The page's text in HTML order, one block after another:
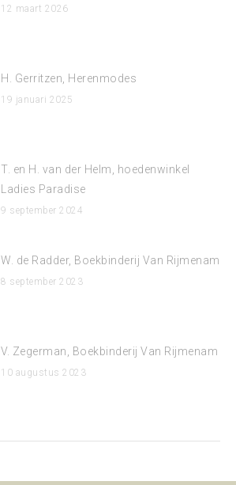
12 maart 2026
H. Gerritzen, Herenmodes
19 januari 2025
T. en H. van der Helm, hoedenwinkel
Ladies Paradise
9 september 2024
W. de Radder, Boekbinderij Van Rijmenam
8 september 2023
V. Zegerman, Boekbinderij Van Rijmenam
10 augustus 2023